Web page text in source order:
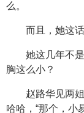
么。
而且，她这
她这几年不
胸这么小？
赵路华见两
哈哈，“那个，小